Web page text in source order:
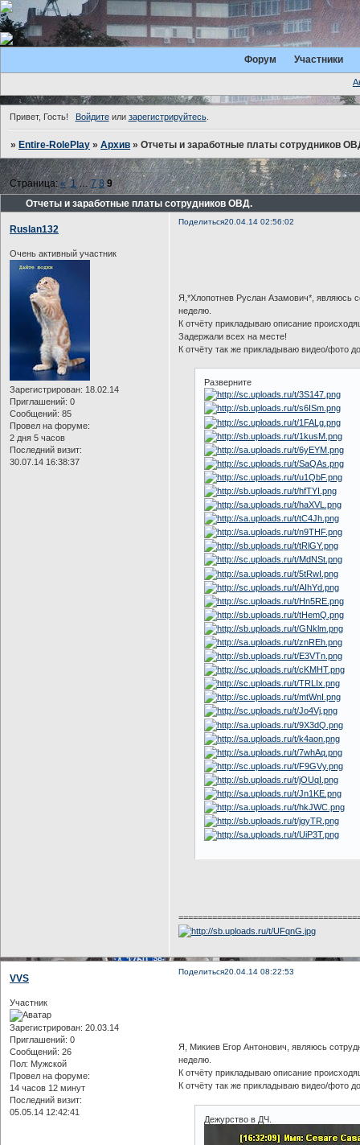
Форум Участники
Привет, Гость! Войдитеили зарегистрируйтесь.
»Entire-RolePlay »Архив »Отчеты и заработные платы сотрудников
Отчеты и заработные платы сотрудников ОВД.
Страница:« 1 … 7 8 9
Поделиться20.04.14 02:56:02
Ruslan132
Очень активный участник
Зарегистрирован: 18.02.14
Приглашений: 0
Сообщений: 85
Провел на форуме:
2 дня 5 часов
Последний визит:
30.07.14 16:38:37
Я,*Хлопотнев Руслан Азамович*, являюсь
неделю.
К отчёту прикладываю описание
Задержали всех на месте!
К отчёту так же прикладываю видео/фото
Разверните
Поделиться20.04.14 08:22:53
VVS
Участник
Зарегистрирован: 20.03.14
Приглашений: 0
Сообщений: 26
Пол: Мужской
Провел на форуме:
14 часов 12 минут
Последний визит:
05.05.14 12:42:41
Я, Микиев Егор Антонович, являюсь
неделю.
К отчёту прикладываю описание
К отчёту так же прикладываю видео/фото
Дежурство в ДЧ.